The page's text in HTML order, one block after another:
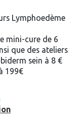
Lymphoedème
mini-cure de 6
que des ateliers
sein à 8 €
199€